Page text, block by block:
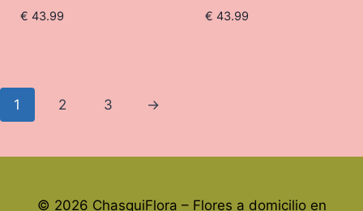
€ 43.99 € 43.99
1 2 3 →
© 2026 ChasquiFlora – Flores a domicilio en